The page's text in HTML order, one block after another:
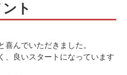
ト
んでいただきました。
、良いスタートになっています